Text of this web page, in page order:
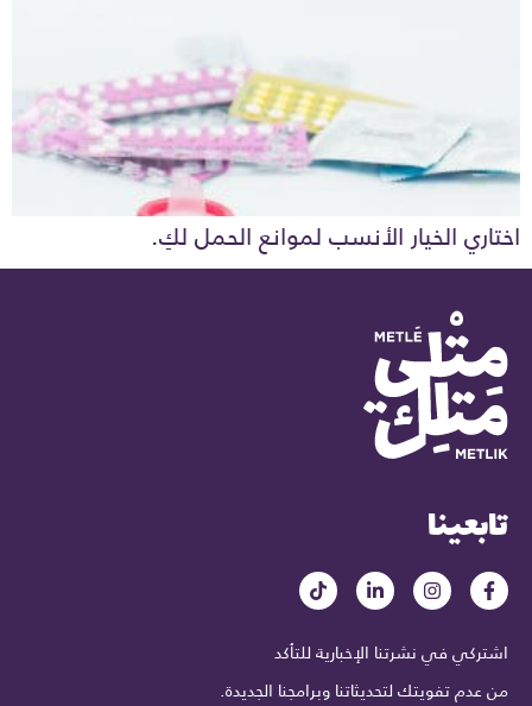
اختاري الخيار الأنسب لموانع الحمل لكِ.
تابعينا
اشتركي في نشرتنا الإخبارية للتأكد
من عدم تفويتك لتحديثاتنا وبرامجنا الجديدة.